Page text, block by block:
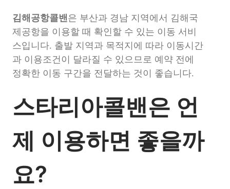
김해공항콜밴은 부산과 경남 지역에서 김해국
제공항을 이용할 때 확인할 수 있는 이동 서비
스입니다. 출발 지역과 목적지에 따라 이동시간
과 이용조건이 달라질 수 있으므로 예약 전에
정확한 이동 구간을 전달하는 것이 좋습니다.
스타리아콜밴은 언
제 이용하면 좋을까
요?